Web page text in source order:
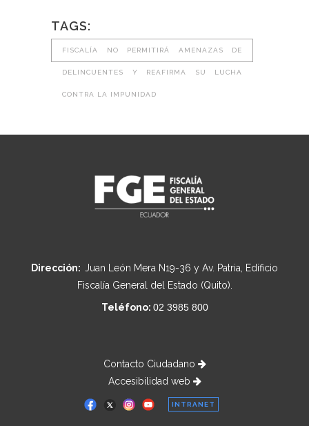
TAGS:
FISCALÍA NO PERMITIRÁ AMENAZAS DE
DELINCUENTES Y REAFIRMA SU LUCHA
CONTRA LA IMPUNIDAD
Dirección: Juan León Mera N19-36 y Av. Patria, Edificio
Fiscalía General del Estado (Quito).
Teléfono: 02 3985 800
Contacto Ciudadano
Accesibilidad web
INTRANET